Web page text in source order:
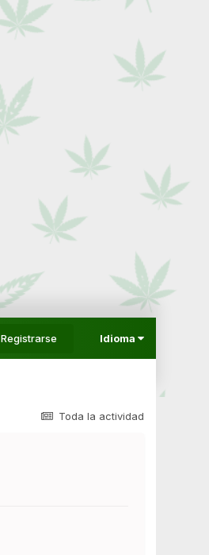
Registrarse Idioma
Toda la actividad